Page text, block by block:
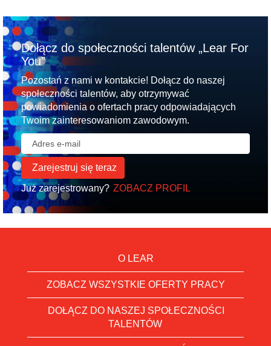
Dołącz do społeczności talentów „Lear For
You”
Pozostań z nami w kontakcie! Dołącz do naszej
społeczności talentów, aby otrzymywać
powiadomienia o ofertach pracy odpowiadających
Twoim zainteresowaniom zawodowym.
Już zarejestrowany? ZOBACZ PROFIL
O LEAR
ZOBACZ WSZYSTKIE OFERTY PRACY
DOŁĄCZ DO NASZEJ SPOŁECZNOŚCI
TALENTÓW